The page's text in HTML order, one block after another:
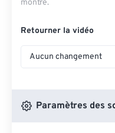
montre.
Retourner la vidéo
Aucun changement
Paramètres des